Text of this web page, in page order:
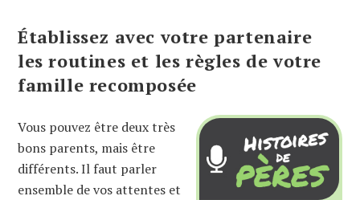
Établissez avec votre partenaire
les routines et les règles de votre
famille recomposée
Vous pouvez être deux très
bons parents, mais être
différents. Il faut parler
ensemble de vos attentes et